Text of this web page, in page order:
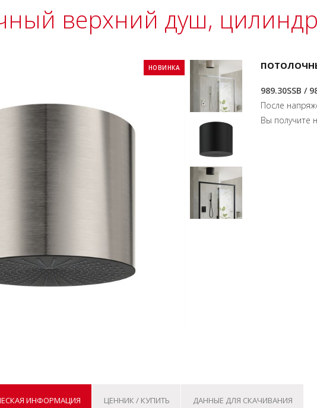
верхний душ, цилиндр
НОВИНКА
989.30SSB /
После
Вы получите
ИНФОРМАЦИЯ ЦЕННИК / КУПИТЬ ДАННЫЕ ДЛЯ СКАЧИВАНИЯ